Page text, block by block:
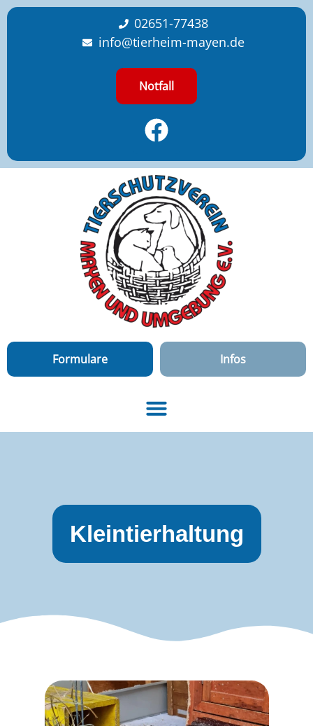
content
02651-77438
info@tierheim-mayen.de
Notfall
Formulare Infos
Kleintierhaltung